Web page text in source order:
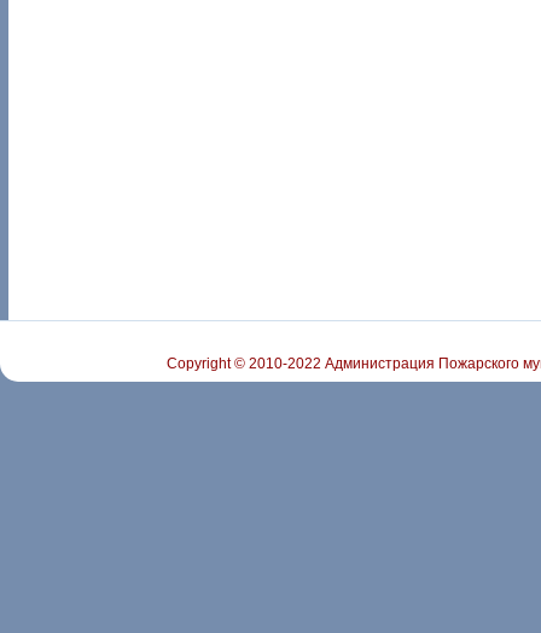
Copyright © 2010-2022 Администрация Пожарского